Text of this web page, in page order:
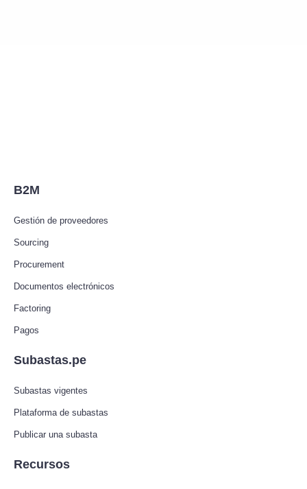
B2M
Gestión de proveedores
Sourcing
Procurement
Documentos electrónicos
Factoring
Pagos
Subastas.pe
Subastas vigentes
Plataforma de subastas
Publicar una subasta
Recursos